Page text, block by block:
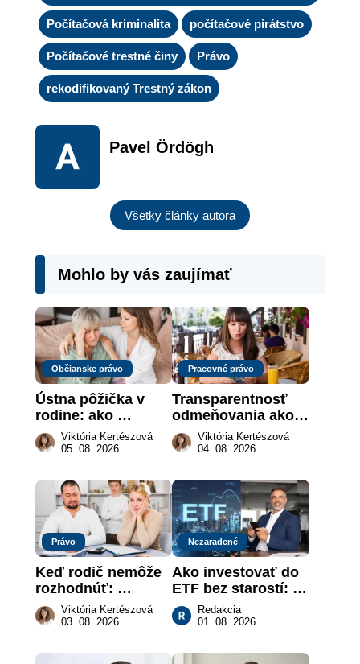
Počítačová kriminalita počítačové pirátstvo
Počítačové trestné činy Právo
rekodifikovaný Trestný zákon
Pavel Ördögh
Všetky články autora
Mohlo by vás zaujímať
Občianske právo
Ústna pôžička v
rodine: ako
vymôcť peniaze,
keď na papieri nie
Viktória Kertészová
05. 08. 2026
Pracovné právo
Transparentnosť
odmeňovania ako
právna povinnosť:
revolúcia na
práce
Viktória Kertészová
04. 08. 2026
Právo
Keď rodič nemôže
rozhodnúť:
nahradenie prejavu
vôle súdom v
Viktória Kertészová
03. 08. 2026
Nezaradené
Ako investovať do
ETF bez starostí:
Investičné plány,
ktoré urobia prácu
Redakcia
01. 08. 2026